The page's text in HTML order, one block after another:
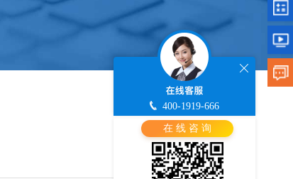
400-1919-666
在 线 咨 询